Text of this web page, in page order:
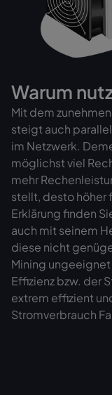
Warum
Mit dem
steigt auch
im Netzwerk.
möglichst viel
mehr
stellt, desto höher
Erklärung finden
auch mit seinem
diese nicht
Mining
Effizienz bzw. der
extrem effizient
Stromverbrauch